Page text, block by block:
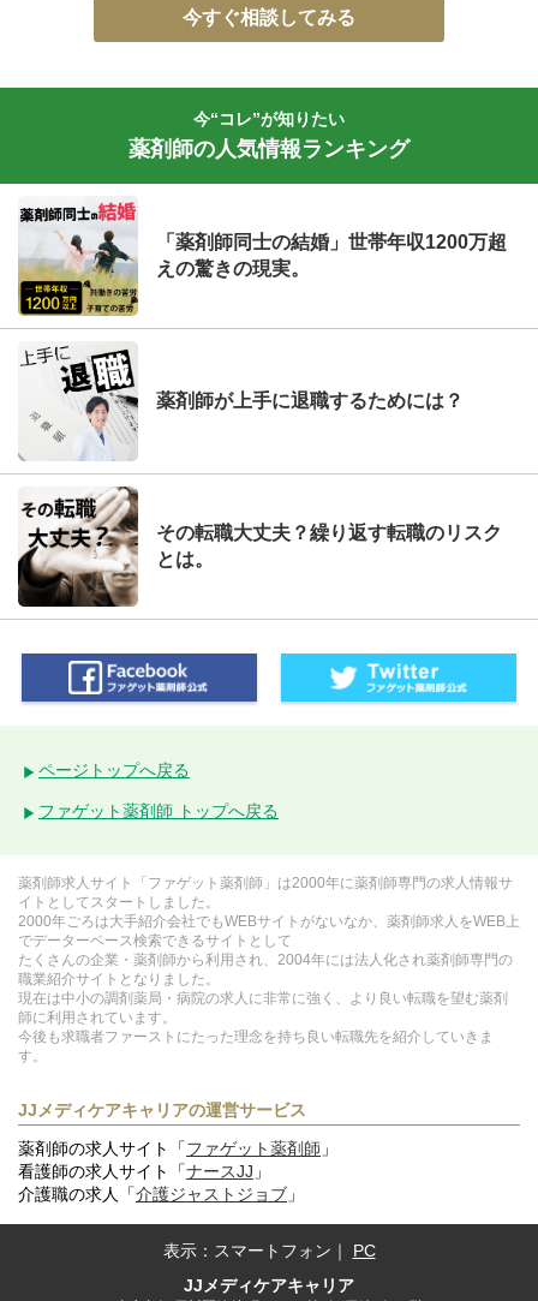
今すぐ相談してみる
今“コレ”が知りたい
薬剤師の人気情報ランキング
「薬剤師同士の結婚」世帯年収1200万超
えの驚きの現実。
薬剤師が上手に退職するためには？
その転職大丈夫？繰り返す転職のリスク
とは。
ページトップへ戻る
ファゲット薬剤師 トップへ戻る
薬剤師求人サイト「ファゲット薬剤師」は2000年に薬剤師専門の求人情報サ
イトとしてスタートしました。
2000年ごろは大手紹介会社でもWEBサイトがないなか、薬剤師求人をWEB上
でデーターベース検索できるサイトとして
たくさんの企業・薬剤師から利用され、2004年には法人化され薬剤師専門の
職業紹介サイトとなりました。
現在は中小の調剤薬局・病院の求人に非常に強く、より良い転職を望む薬剤
師に利用されています。
今後も求職者ファーストにたった理念を持ち良い転職先を紹介していきま
す。
JJメディケアキャリアの運営サービス
薬剤師の求人サイト「ファゲット薬剤師 」
看護師の求人サイト「ナースJJ 」
介護職の求人「介護ジャストジョブ 」
表示： スマートフォン ｜ PC
JJメディケアキャリア